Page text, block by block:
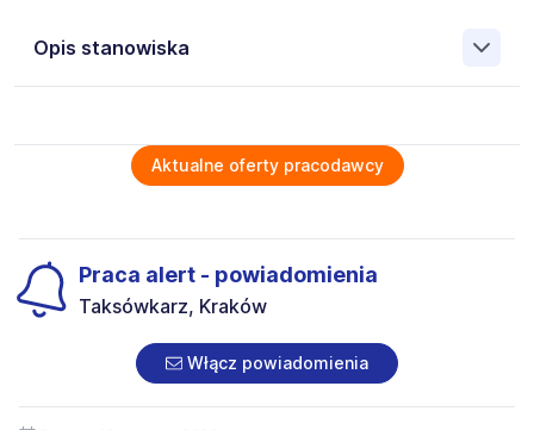
Opis stanowiska
pewne zatrudnienie z gwarancją terminowych wypłat oraz
elastyczne godziny pracy, które ułatwiają pogodzenie
bezpieczeństwo, stabilność i dobrą atmosferę – to
miejsce właśnie dla Ciebie.
Kierowca / Kierowczyni asenizacyjny/a B
Twój zakres obowiązków
Aktualne oferty pracodawcy
Praca alert - powiadomienia
Taksówkarz, Kraków
Włącz powiadomienia